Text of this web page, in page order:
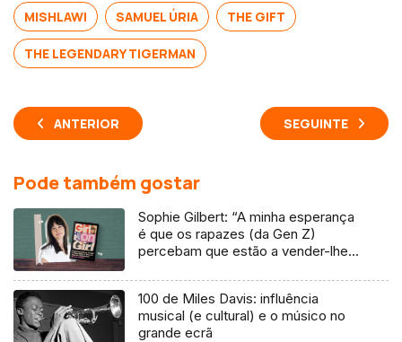
MISHLAWI SAMUEL ÚRIA THE GIFT
THE LEGENDARY TIGERMAN
ANTERIOR SEGUINTE
Pode também gostar
Sophie Gilbert: “A minha esperança
é que os rapazes (da Gen Z)
percebam que estão a vender-lhes
100 de Miles Davis: influência
musical (e cultural) e o músico no
grande ecrã